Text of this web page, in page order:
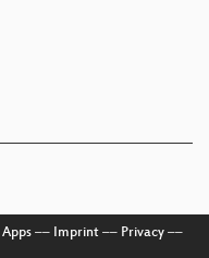
Apps–– Imprint–– Privacy––